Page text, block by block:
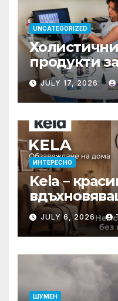
UNCATEGORIZED
продукти
баланс в
JULY 17, 2026
ИНТЕРЕСНО
Kela –
вашия дом
JULY 6, 2026
ШУМЕН